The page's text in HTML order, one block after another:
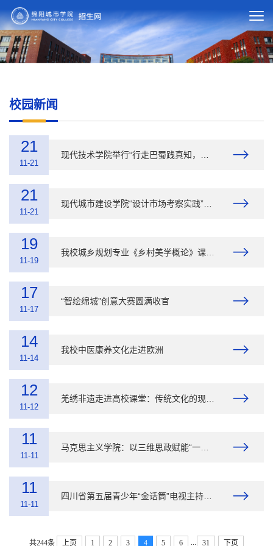
校园新闻
21
11-21
21
11-21
19
11-19
17
11-17
“智绘绵城”创意大赛圆满收官
14
11-14
我校中医康养文化走进欧洲
12
11-12
11
11-11
11
11-11
共244条 上页 1 2 3 4 5 6 31 下页